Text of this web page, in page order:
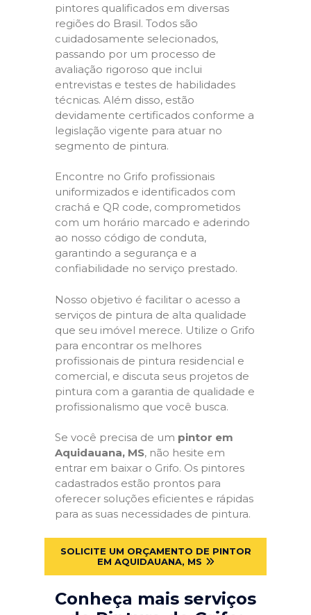
pintores qualificados em diversas
regiões do Brasil. Todos são
cuidadosamente selecionados,
passando por um processo de
avaliação rigoroso que inclui
entrevistas e testes de habilidades
técnicas. Além disso, estão
devidamente certificados conforme a
legislação vigente para atuar no
segmento de pintura.
Encontre no Grifo profissionais
uniformizados e identificados com
crachá e QR code, comprometidos
com um horário marcado e aderindo
ao nosso código de conduta,
garantindo a segurança e a
confiabilidade no serviço prestado.
Nosso objetivo é facilitar o acesso a
serviços de pintura de alta qualidade
que seu imóvel merece. Utilize o Grifo
para encontrar os melhores
profissionais de pintura residencial e
comercial, e discuta seus projetos de
pintura com a garantia de qualidade e
profissionalismo que você busca.
Se você precisa de um pintor em
Aquidauana, MS, não hesite em
entrar em baixar o Grifo. Os pintores
cadastrados estão prontos para
oferecer soluções eficientes e rápidas
para as suas necessidades de pintura.
SOLICITE UM ORÇAMENTO DE PINTOR
EM AQUIDAUANA, MS
Conheça mais serviços